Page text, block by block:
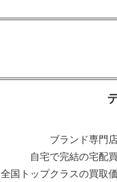
ブランド専門
自宅で完結の宅配
全国トップクラスの買取